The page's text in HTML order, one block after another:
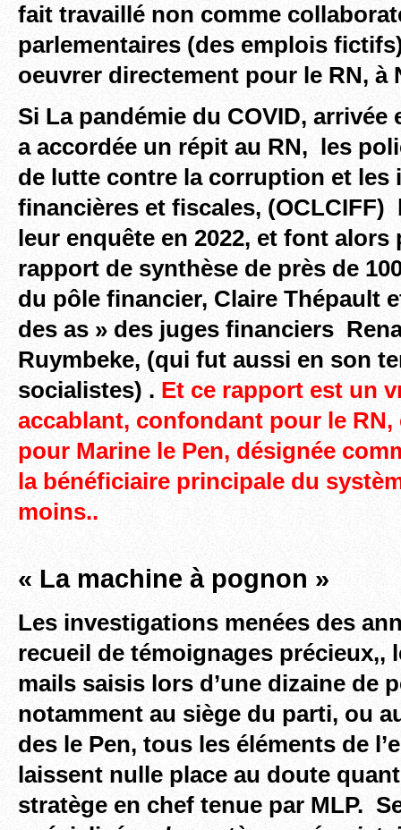
fait travaillé non comme
parlementaires (des emplois
oeuvrer directement pour le RN,
Si La pandémie du COVID, arrivée
a accordée un répit au RN, les
de lutte contre la corruption et les
financières et fiscales,
leur enquête en 2022, et font
rapport de synthèse de près de
du pôle financier, Claire Thépault
des as » des juges financiers
Ruymbeke, (qui fut aussi en son
socialistes) . Et ce rapport est un
accablant, confondant pour le
pour Marine le Pen, désignée
la bénéficiaire principale du
moins..
« La machine à pognon »
Les investigations menées des
recueil de témoignages précieux,,
mails saisis lors d’une dizaine de
notamment au siège du parti, ou
des le Pen, tous les éléments de
laissent nulle place au doute
stratège en chef tenue par MLP.